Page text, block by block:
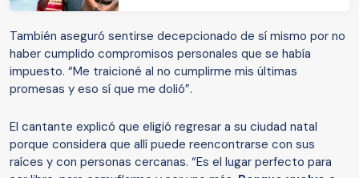
También aseguró sentirse decepcionado de sí mismo por no
haber cumplido compromisos personales que se había
impuesto. “Me traicioné al no cumplirme mis últimas
promesas y eso sí que me dolió”.
El cantante explicó que eligió regresar a su ciudad natal
porque considera que allí puede reencontrarse con sus
raíces y con personas cercanas. “Es el lugar perfecto para